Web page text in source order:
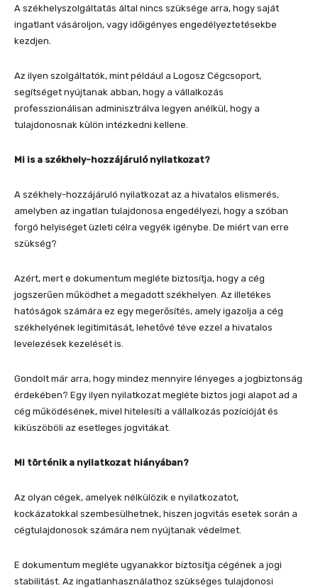
A székhelyszolgáltatás által nincs szüksége arra, hogy saját
ingatlant vásároljon, vagy időigényes engedélyeztetésekbe
kezdjen.
Az ilyen szolgáltatók, mint például a Logosz Cégcsoport,
segítséget nyújtanak abban, hogy a vállalkozás
professzionálisan adminisztrálva legyen anélkül, hogy a
tulajdonosnak külön intézkedni kellene.
Mi is a székhely-hozzájáruló nyilatkozat?
A székhely-hozzájáruló nyilatkozat az a hivatalos elismerés,
amelyben az ingatlan tulajdonosa engedélyezi, hogy a szóban
forgó helyiséget üzleti célra vegyék igénybe. De miért van erre
szükség?
Azért, mert e dokumentum megléte biztosítja, hogy a cég
jogszerűen működhet a megadott székhelyen. Az illetékes
hatóságok számára ez egy megerősítés, amely igazolja a cég
székhelyének legitimitását, lehetővé téve ezzel a hivatalos
levelezések kezelését is.
Gondolt már arra, hogy mindez mennyire lényeges a jogbiztonság
érdekében? Egy ilyen nyilatkozat megléte biztos jogi alapot ad a
cég működésének, mivel hitelesíti a vállalkozás pozícióját és
kiküszöböli az esetleges jogvitákat.
Mi történik a nyilatkozat hiányában?
Az olyan cégek, amelyek nélkülözik e nyilatkozatot,
kockázatokkal szembesülhetnek, hiszen jogvitás esetek során a
cégtulajdonosok számára nem nyújtanak védelmet.
E dokumentum megléte ugyanakkor biztosítja cégének a jogi
stabilitást. Az ingatlanhasználathoz szükséges tulajdonosi